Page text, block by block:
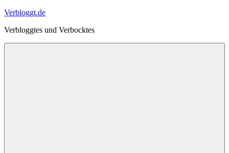
Zum
springen
Verbloggt.de
Verbloggtes und Verbocktes